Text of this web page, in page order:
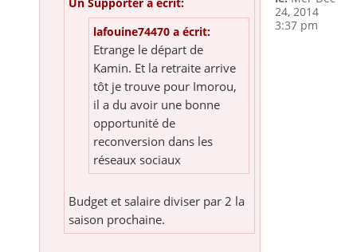
lafouine74470 a écrit:
Etrange le départ de
Kamin. Et la retraite arrive
tôt je trouve pour Imorou,
il a du avoir une bonne
opportunité de
reconversion dans les
réseaux sociaux
Budget et salaire diviser par 2 la
saison prochaine.
24, 2014
3:37 pm